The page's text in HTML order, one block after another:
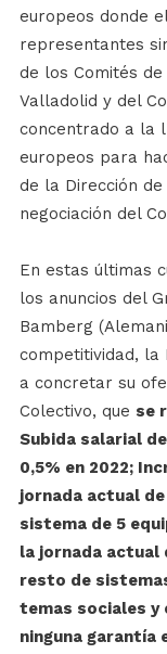
europeos donde
representantes
de los Comités
Valladolid y del
concentrado a la
europeos para
de la Dirección
negociación del
En estas últimas
los anuncios del
Bamberg
competitividad, la
a concretar su
Colectivo, que se
Subida salarial
0,5% en 2022;
jornada actual
sistema de 5
la jornada
resto de
temas sociales y
ninguna garantía